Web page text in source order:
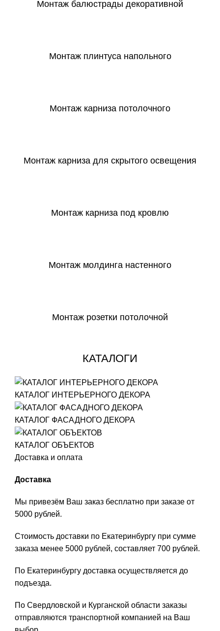
Монтаж балюстрады декоративной
Монтаж плинтуса напольного
Монтаж карниза потолочного
Монтаж карниза для скрытого освещения
Монтаж карниза под кровлю
Монтаж молдинга настенного
Монтаж розетки потолочной
КАТАЛОГИ
КАТАЛОГ ИНТЕРЬЕРНОГО ДЕКОРА
КАТАЛОГ ФАСАДНОГО ДЕКОРА
КАТАЛОГ ОБЪЕКТОВ
Доставка и оплата
Доставка
Мы привезём Ваш заказ бесплатно при заказе от
5000 рублей.
Стоимость доставки по Екатеринбургу при сумме
заказа менее 5000 рублей, составляет 700 рублей.
По Екатеринбургу доставка осуществляется до
подъезда.
По Свердловской и Курганской области заказы
отправляются транспортной компанией на Ваш